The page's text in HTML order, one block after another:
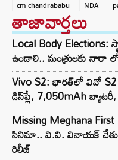
cm chandrababu
NDA
తాజావార్తలు
Local Body Elections:
ఉండాలి.. మంత్రులకు నారా
Vivo S2: భారత్‌లో వివో S2
డిస్‌ప్లే, 7,050mAh
Missing Meghana First
సినిమా.. వి.వి. వినాయక్
రిలీజ్